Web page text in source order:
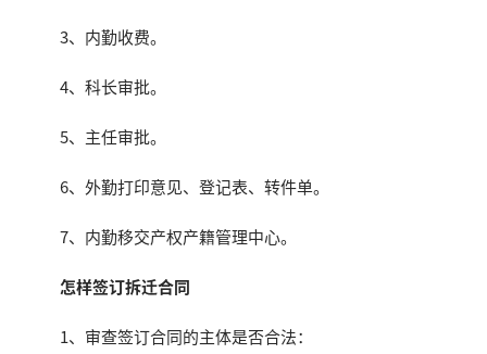
3、内勤收费。
4、科长审批。
5、主任审批。
6、外勤打印意见、登记表、转件单。
7、内勤移交产权产籍管理中心。
怎样签订拆迁合同
1、审查签订合同的主体是否合法：